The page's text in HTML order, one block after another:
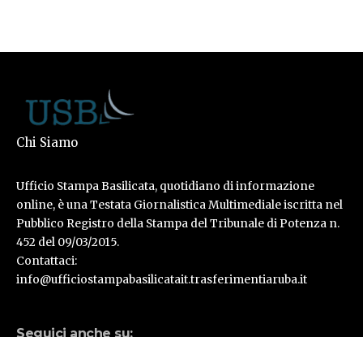
Chi Siamo
Ufficio Stampa Basilicata, quotidiano di informazione
online, è una Testata Giornalistica Multimediale iscritta nel
Pubblico Registro della Stampa del Tribunale di Potenza n.
452 del 09/03/2015.
Contattaci:
info@ufficiostampabasilicatait.trasferimentiaruba.it
Seguici anche su: